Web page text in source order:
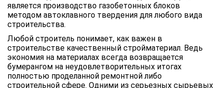
является производство газобетонных блоков
методом автоклавного твердения для любого вида
строительства.
Любой строитель понимает, как важен в
строительстве качественный стройматериал. Ведь
экономия на материалах всегда возвращается
бумерангом на неудовлетворительных итогах
полностью проделанной ремонтной либо
строительной сфере. Одними из серьезных сырьевых